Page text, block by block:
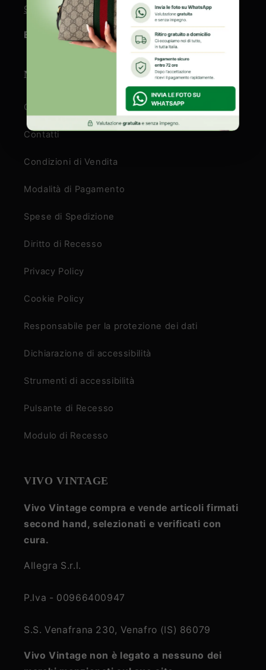
973
Email: info@vivovintage.com
NOTE LEGALI
Chi siamo
Contatti
Condizioni di Vendita
Modalità di Pagamento
Spese di Spedizione
Diritto di Recesso
Privacy Policy
Cookie Policy
Responsabile per la protezione dei dati
Dichiarazione di accessibilità
Strumenti di accessibilità
Pulsante di Recesso
Modulo di Recesso
VIVO VINTAGE
Vivo Vintage compra e vende articoli firmati
second hand, selezionati e verificati con
cura.
Allegra S.r.l.
P.Iva - 00966400947
S.S. Venafrana 230, Venafro (IS) 86079
Vivo Vintage non è legato a nessuno dei